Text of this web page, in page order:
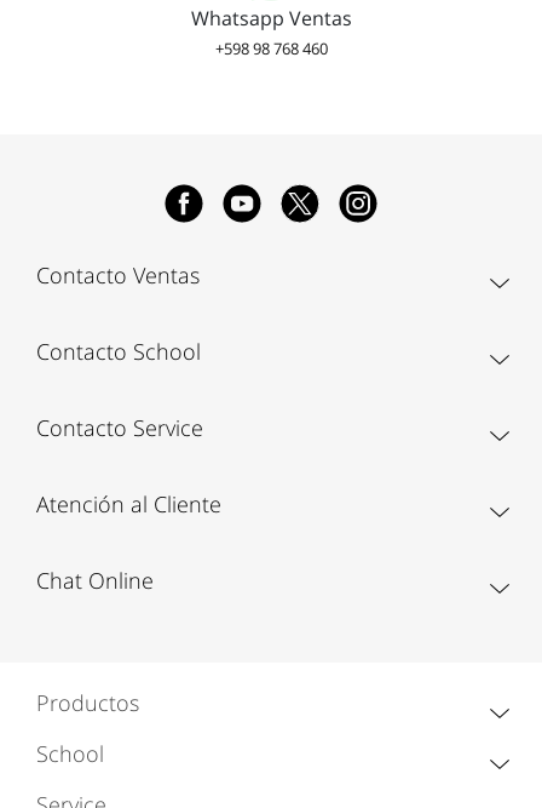
Whatsapp Ventas
+598 98 768 460
Contacto Ventas
Contacto School
Contacto Service
Atención al Cliente
Chat Online
Productos
School